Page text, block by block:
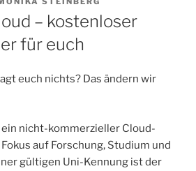
– kostenloser
für euch
euch nichts? Das ändern wir
nicht-kommerzieller Cloud-
auf Forschung, Studium und
gültigen Uni-Kennung ist der